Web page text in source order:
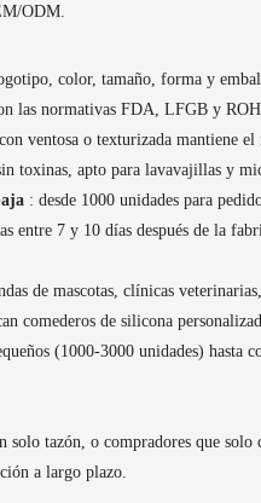
ODM.
color, tamaño, forma y
las normativas FDA, LFGB y
ventosa o texturizada mantiene el
toxinas, apto para lavavajillas y
: desde 1000 unidades para
entre 7 y 10 días después de la
de mascotas, clínicas
comederos de silicona
(1000-3000 unidades) hasta
solo tazón, o compradores que
a largo plazo.